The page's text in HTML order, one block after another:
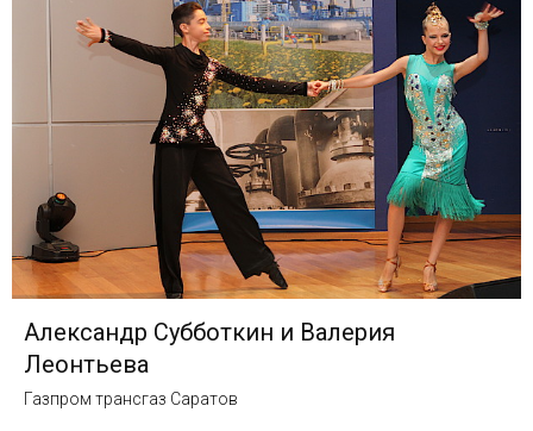
Александр Субботкин и Валерия
Леонтьева
Газпром трансгаз Саратов